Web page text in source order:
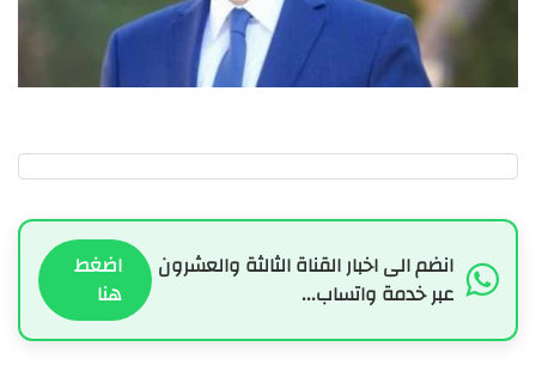
انضم الى اخبار القناة الثالثة والعشرون
عبر خدمة واتساب...
اضغط
هنا